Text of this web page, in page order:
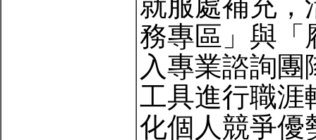
務專區」與「
入專業諮詢
工具進行職涯
化個人競爭優